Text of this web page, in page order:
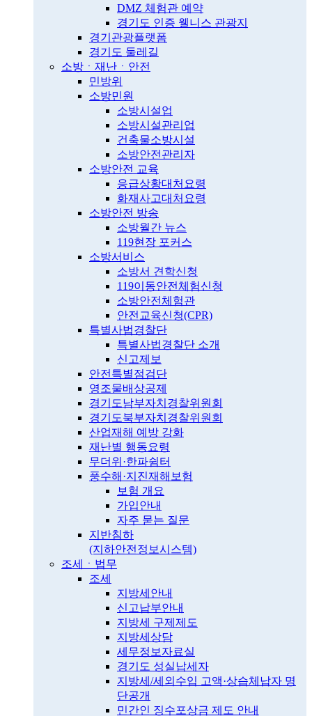
DMZ 체험관 예약
경기도 인증 웰니스 관광지
경기관광플랫폼
경기도 둘레길
소방ㆍ재난ㆍ안전
민방위
소방민원
소방시설업
소방시설관리업
건축물소방시설
소방안전관리자
소방안전 교육
응급상황대처요령
화재사고대처요령
소방안전 방송
소방월간 뉴스
119현장 포커스
소방서비스
소방서 견학신청
119이동안전체험신청
소방안전체험관
안전교육신청(CPR)
특별사법경찰단
특별사법경찰단 소개
신고제보
안전특별점검단
영조물배상공제
경기도남부자치경찰위원회
경기도북부자치경찰위원회
산업재해 예방 강화
재난별 행동요령
무더위·한파쉼터
풍수해·지진재해보험
보험 개요
가입안내
자주 묻는 질문
지반침하
(지하안전정보시스템)
조세ㆍ법무
조세
지방세안내
신고납부안내
지방세 구제제도
지방세상담
세무정보자료실
경기도 성실납세자
지방세/세외수입 고액·상습체납자 명
단공개
민간인 징수포상금 제도 안내